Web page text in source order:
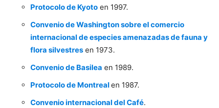
Protocolo de Kyoto en 1997.
Convenio de Washington sobre el comercio
internacional de especies amenazadas de fauna y
flora silvestres en 1973.
Convenio de Basilea en 1989.
Protocolo de Montrealen 1987.
Convenio internacional del Café.